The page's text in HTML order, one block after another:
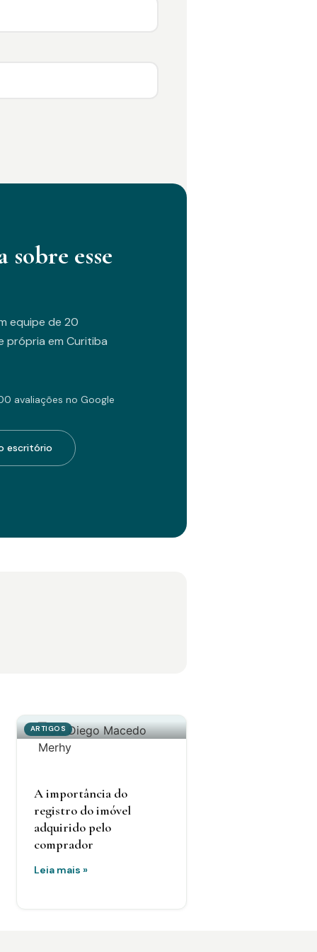
esse
equipe de 20
própria em Curitiba
avaliações no Google
escritório
ARTIGOS
A importância do
registro do imóvel
adquirido pelo
comprador
Leia mais »